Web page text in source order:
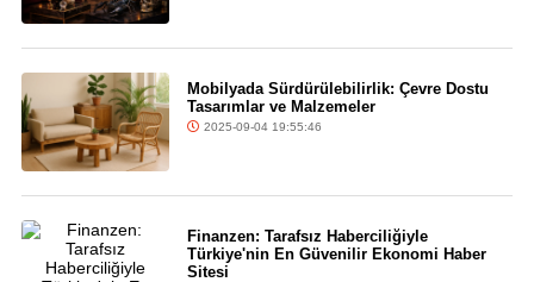
Mobilyada Sürdürülebilirlik: Çevre Dostu
Tasarımlar ve Malzemeler
2025-09-04 19:55:46
Finanzen: Tarafsız Haberciliğiyle
Türkiye'nin En Güvenilir Ekonomi Haber
Sitesi